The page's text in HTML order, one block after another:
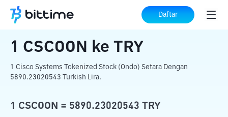
Daftar
Beranda Konverter Kripto CSCOON ke TRY
1 CSCOON ke TRY
1 Cisco Systems Tokenized Stock (Ondo) Setara Dengan
5890.23020543 Turkish Lira.
1 CSCOON = 5890.23020543 TRY